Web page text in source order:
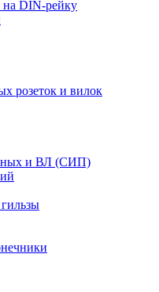
DIN-рейку
розеток и вилок
и ВЛ (СИП)